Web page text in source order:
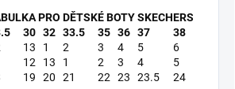
PRO DĚTSKÉ BOTY SKECHERS
30 32 33.5 35 36 37
38
13 1 2 3 4 5
6
12 13 1 2 3 4
5
19 20 21 22 23 23.5 24